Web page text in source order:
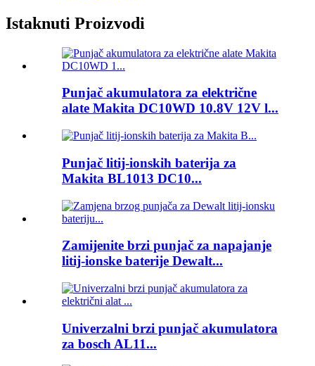
Istaknuti Proizvodi
Punjač akumulatora za električne
alate Makita DC10WD 10.8V 12V l...
Punjač litij-ionskih baterija za
Makita BL1013 DC10...
Zamijenite brzi punjač za napajanje
litij-ionske baterije Dewalt...
Univerzalni brzi punjač akumulatora
za bosch AL11...